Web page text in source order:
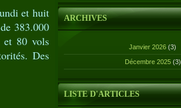
et huit
383.000
et 80 vols
Des
ARCHIVES
Janvier 2026 (3)
Décembre 2025 (3)
LISTE D'ARTICLES